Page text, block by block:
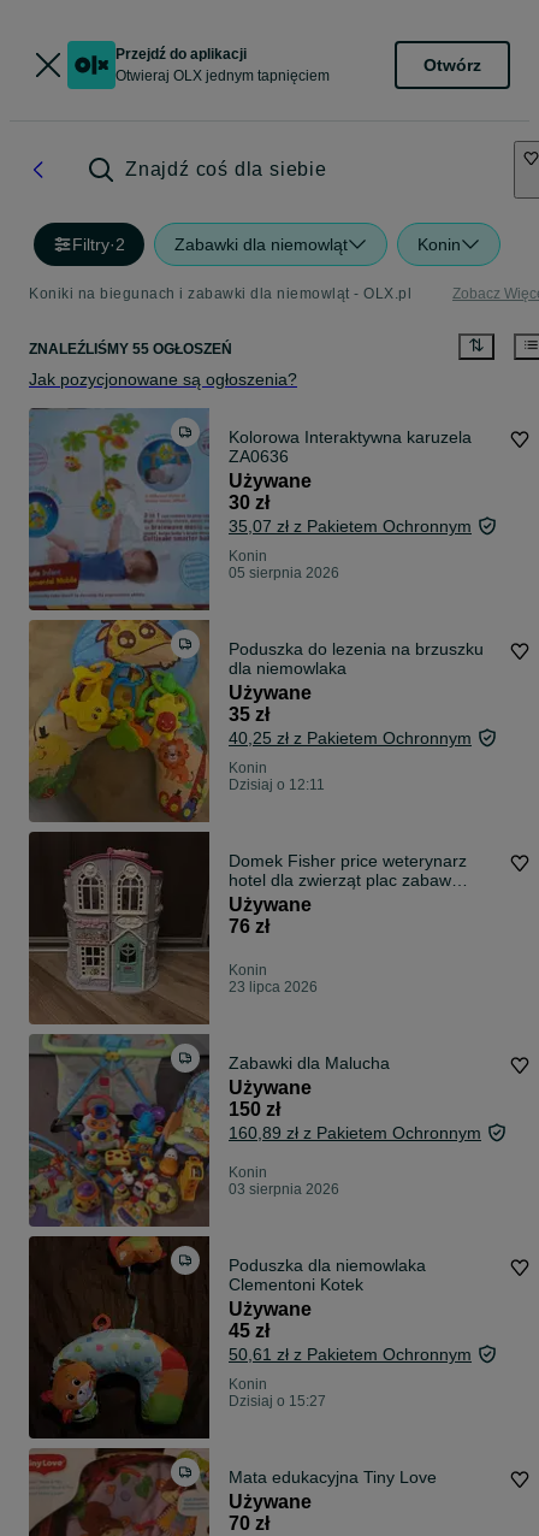
Przejdź do aplikacji
Otwieraj OLX jednym tapnięciem
Otwórz
Znajdź coś dla siebie
Filtry·2 Zabawki dla niemowląt Konin
Koniki na biegunach i zabawki dla niemowląt - OLX.pl Zobacz
ZNALEŹLIŚMY 55 OGŁOSZEŃ
Jak pozycjonowane są ogłoszenia?
Kolorowa Interaktywna karuzela
ZA0636
Używane
30 zł
35,07 zł z Pakietem Ochronnym
Konin
05 sierpnia 2026
Poduszka do lezenia na brzuszku
dla niemowlaka
Używane
35 zł
40,25 zł z Pakietem Ochronnym
Konin
Dzisiaj o 12:11
Domek Fisher price weterynarz
hotel dla zwierząt plac zabaw
zwierzęta
Używane
76 zł
Konin
23 lipca 2026
Zabawki dla Malucha
Używane
150 zł
160,89 zł z Pakietem Ochronnym
Konin
03 sierpnia 2026
Poduszka dla niemowlaka
Clementoni Kotek
Używane
45 zł
50,61 zł z Pakietem Ochronnym
Konin
Dzisiaj o 15:27
Mata edukacyjna Tiny Love
Używane
70 zł